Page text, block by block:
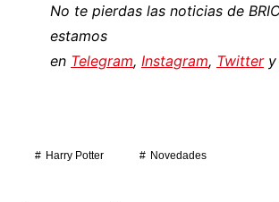
No te pierdas las noticias de
estamos
en Telegram, Instagram, Twittery
Harry Potter Novedades